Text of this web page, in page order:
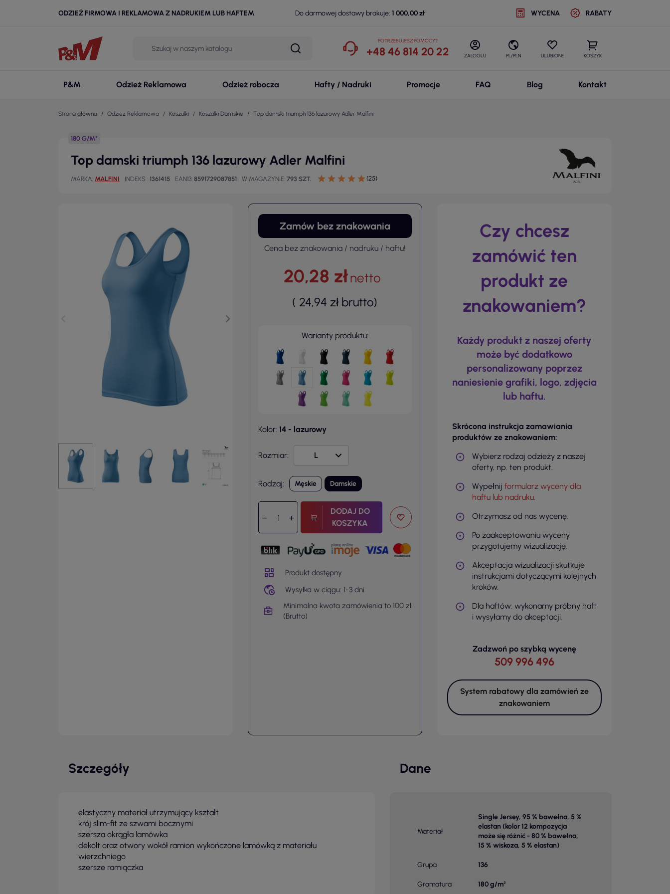
ODZIEŻ FIRMOWA I REKLAMOWA Z NADRUKIEM LUB HAFTEM Do darmowej dostawy brakuje: 1 000,00 zł WYCENA RABATY
POTRZEBUJESZ POMOCY?
+48 46 814 20 22 ZALOGUJ PL/PLN ULUBIONE KOSZYK
P&M Odzież Reklamowa Odzież robocza Hafty / Nadruki Promocje FAQ Blog Kontakt
Strona główna Odzież Reklamowa Koszulki Koszulki Damskie Top damski triumph 136 lazurowy Adler Malfini
180 G/M²
Top damski triumph 136 lazurowy Adler Malfini
MARKA MALFINI INDEKS 1361415 EAN13 8591729087851 W MAGAZYNIE 793 SZT. (25)
Zamów bez znakowania
Cena bez znakowania / nadruku / haftu!
20,28 złnetto
( 24,94 zł brutto)
Warianty produktu:
Kolor: 14 - lazurowy
Rozmiar:
Rodzaj: Męskie Damskie
DODAJ DO
KOSZYKA
Produkt dostępny
Wysyłka w ciągu: 1-3 dni
Minimalna kwota zamówienia to 100 zł
(Brutto)
Czy chcesz
zamówić ten
produkt ze
znakowaniem?
Każdy produkt z naszej oferty
może być dodatkowo
personalizowany poprzez
naniesienie grafiki, logo, zdjęcia
lub haftu.
Skrócona instrukcja zamawiania
produktów ze znakowaniem:
Wybierz rodzaj odzieży z naszej
oferty, np. ten produkt.
Wypełnij formularz wyceny dla
haftu lub nadruku.
Otrzymasz od nas wycenę.
Po zaakceptowaniu wyceny
przygotujemy wizualizację.
Akceptacja wizualizacji skutkuje
instrukcjami dotyczącymi kolejnych
kroków.
Dla haftów: wykonamy próbny haft
i wysyłamy do akceptacji.
Zadzwoń po szybką wycenę
509 996 496
System rabatowy dla zamówień ze
znakowaniem
Szczegóły
elastyczny materiał utrzymujący kształt
krój slim-fit ze szwami bocznymi
szersza okrągła lamówka
dekolt oraz otwory wokół ramion wykończone lamówką z materiału
wierzchniego
szersze ramiączka
Dane
Materiał
Single Jersey, 95 % bawełna, 5 %
elastan (kolor 12 kompozycja
może się różnić - 80 % bawełna,
15 % wiskoza, 5 % elastan)
Grupa 136
Gramatura 180 g/m²